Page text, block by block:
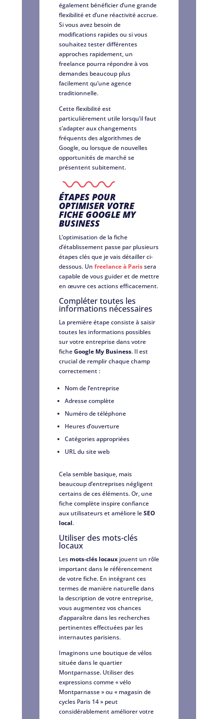
également bénéficier d’une grande
flexibilité et d’une réactivité accrue.
Si vous avez besoin de
modifications rapides ou si vous
souhaitez tester différentes
approches rapidement, un
freelance pourra répondre à vos
demandes beaucoup plus
facilement qu’une agence
traditionnelle.
Cette flexibilité est
particulièrement utile lorsqu’il faut
s’adapter aux changements
fréquents des algorithmes de
Google, ou lorsque de nouvelles
opportunités de marché se
présentent subitement.
ÉTAPES POUR
OPTIMISER VOTRE
FICHE GOOGLE MY
BUSINESS
L’optimisation de la fiche
d’établissement passe par plusieurs
étapes clés que je vais détailler ci-
dessous. Un freelance à Parissera
capable de vous guider et de mettre
en œuvre ces actions efficacement.
Compléter toutes les
informations nécessaires
La première étape consiste à saisir
toutes les informations possibles
sur votre entreprise dans votre
ficheGoogle My Business. Il est
crucial de remplir chaque champ
correctement :
Nom de l’entreprise
Adresse complète
Numéro de téléphone
Heures d’ouverture
Catégories appropriées
URL du site web
Cela semble basique, mais
beaucoup d’entreprises négligent
certains de ces éléments. Or, une
fiche complète inspire confiance
aux utilisateurs et améliore leSEO
local.
Utiliser des mots-clés
locaux
Les mots-clés locauxjouent un rôle
important dans le référencement
de votre fiche. En intégrant ces
termes de manière naturelle dans
la description de votre entreprise,
vous augmentez vos chances
d’apparaître dans les recherches
pertinentes effectuées par les
internautes parisiens.
Imaginons une boutique de vélos
située dans le quartier
Montparnasse. Utiliser des
expressions comme « vélo
Montparnasse » ou « magasin de
cycles Paris 14 » peut
considérablement améliorer votre